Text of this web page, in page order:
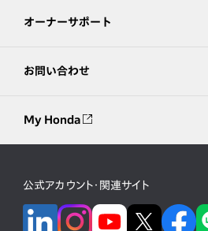
オーナーサポート
お問い合わせ
My Honda
公式アカウント・関連サイト